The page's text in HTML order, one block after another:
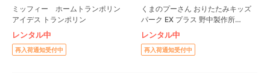
ミッフィー ホームトランポリン
アイデス トランポリン
レンタル中
再入荷通知受付中
くまのプーさん おりたたみキッズ
パーク EX プラス 野中製作所
(NONAKA WORLD) ジャングルジ
ム
レンタル中
再入荷通知受付中